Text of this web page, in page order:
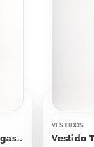
Vestido Tubo Com Mangas Laranja Rust
VESTIDOS